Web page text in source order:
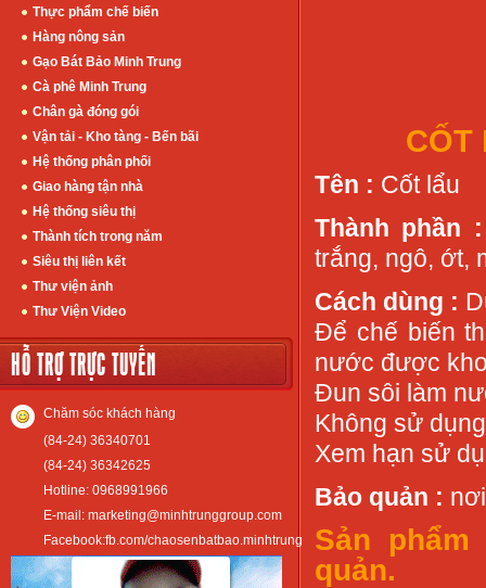
Thực phẩm chế biến
Hàng nông sản
Gạo Bát Bảo Minh Trung
Cà phê Minh Trung
Chân gà đóng gói
Vận tải - Kho tàng - Bến bãi
Hệ thống phân phối
Giao hàng tận nhà
Hệ thống siêu thị
Thành tích trong năm
Siêu thị liên kết
Thư viện ảnh
Thư Viện Video
HỖ TRỢ TRỰC TUYẾN
Chăm sóc khách hàng
(84-24) 36340701
(84-24) 36342625
Hotline: 0968991966
E-mail: marketing@minhtrunggroup.com
Facebook:fb.com/chaosenbatbao.minhtrung
CỐT
Tên : Cốt lẩu
Thành phần
trắng, ngô, ớt,
Cách dùng :
Để chế biến
nước được
Đun sôi làm
Không sử
Xem hạn sử
Bảo quản :
Sản
quản.